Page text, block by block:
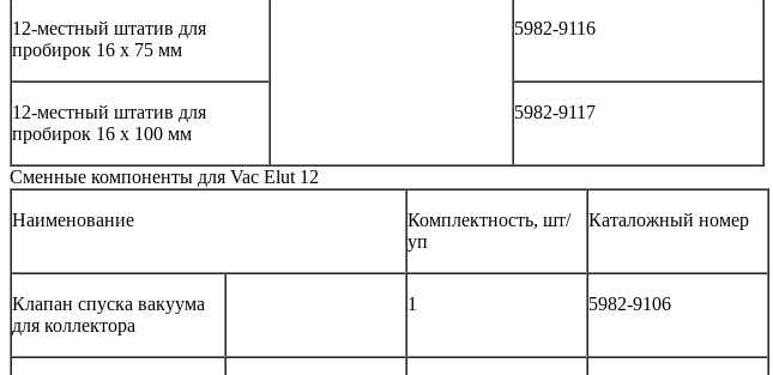
12-местный штатив для
пробирок 16 х 75 мм
5982-9116
12-местный штатив для
пробирок 16 х 100 мм
5982-9117
Сменные компоненты для Vac Elut 12
Наименование
Комплектность, шт/
уп
Каталожный номер
Клапан спуска вакуума
для коллектора
1 5982-9106